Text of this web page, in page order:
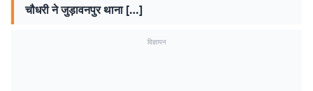
चौधरी ने जुड़ावनपुर थाना […]
विज्ञापन